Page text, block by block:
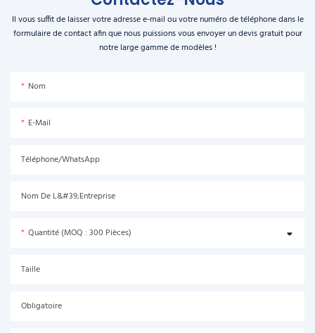
Il vous suffit de laisser votre adresse e-mail ou votre numéro de téléphone dans le
formulaire de contact afin que nous puissions vous envoyer un devis gratuit pour
notre large gamme de modèles !
Nom
E-Mail
Téléphone/WhatsApp
Nom De L&#39;entreprise
Quantité (MOQ : 300 Pièces)
Taille
Obligatoire